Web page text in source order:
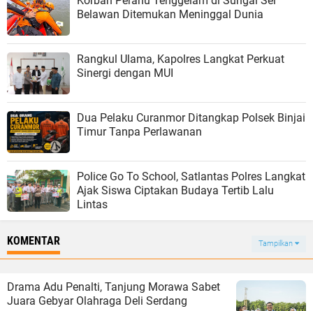
Belawan Ditemukan Meninggal Dunia
Rangkul Ulama, Kapolres Langkat Perkuat
Sinergi dengan MUI
Dua Pelaku Curanmor Ditangkap Polsek Binjai
Timur Tanpa Perlawanan
Police Go To School, Satlantas Polres Langkat
Ajak Siswa Ciptakan Budaya Tertib Lalu
Lintas
KOMENTAR Tampilkan
Drama Adu Penalti, Tanjung Morawa Sabet
Juara Gebyar Olahraga Deli Serdang